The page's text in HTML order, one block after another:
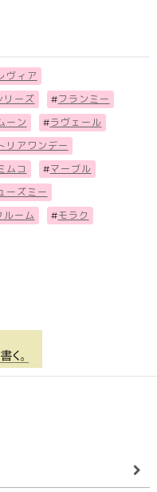
ヴィア
リーズ #フランミー
ーン #ラヴェール
リアワンデー
ムコ #マーブル
ーズミー
ルーム #モラク